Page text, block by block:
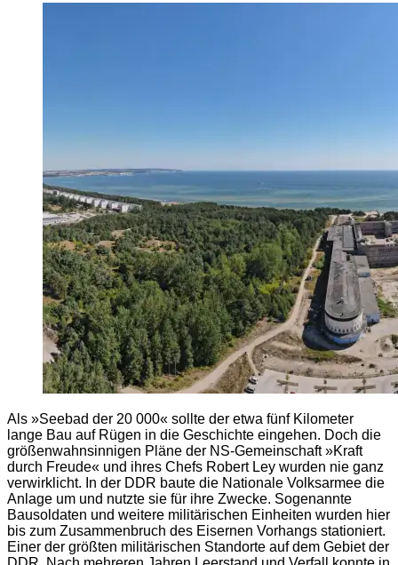
Als »Seebad der 20 000« sollte der etwa fünf Kilometer
lange Bau auf Rügen in die Geschichte eingehen. Doch die
größenwahnsinnigen Pläne der NS-Gemeinschaft »Kraft
durch Freude« und ihres Chefs Robert Ley wurden nie ganz
verwirklicht. In der DDR baute die Nationale Volksarmee die
Anlage um und nutzte sie für ihre Zwecke. Sogenannte
Bausoldaten und weitere militärischen Einheiten wurden hier
bis zum Zusammenbruch des Eisernen Vorhangs stationiert.
Einer der größten militärischen Standorte auf dem Gebiet der